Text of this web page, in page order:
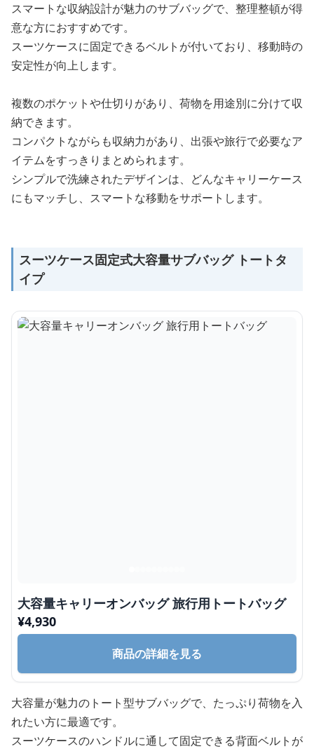
スマートな収納設計が魅力のサブバッグで、整理整頓が得
意な方におすすめです。
スーツケースに固定できるベルトが付いており、移動時の
安定性が向上します。
複数のポケットや仕切りがあり、荷物を用途別に分けて収
納できます。
コンパクトながらも収納力があり、出張や旅行で必要なア
イテムをすっきりまとめられます。
シンプルで洗練されたデザインは、どんなキャリーケース
にもマッチし、スマートな移動をサポートします。
スーツケース固定式大容量サブバッグ トートタ
イプ
大容量キャリーオンバッグ 旅行用トートバッグ
¥4,930
商品の詳細を見る
大容量が魅力のトート型サブバッグで、たっぷり荷物を入
れたい方に最適です。
スーツケースのハンドルに通して固定できる背面ベルトが